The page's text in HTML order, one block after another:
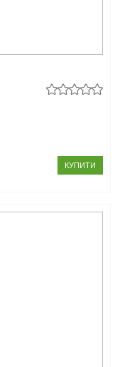
КУПИТИ